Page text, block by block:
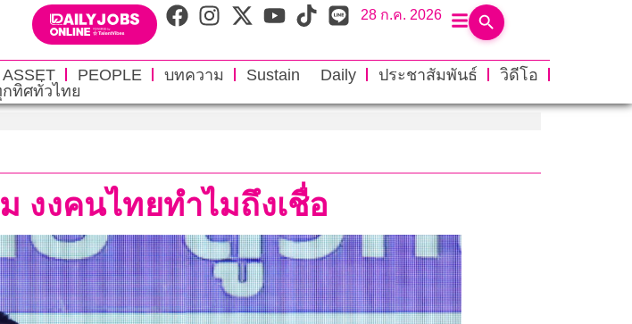
28 ก.ค. 2026
ASSET PEOPLE บทความ Sustain Daily ประชาสัมพันธ์
วิดีโอ
ทิศทั่วไทย
งงคนไทยทำไมถึงเชื่อ